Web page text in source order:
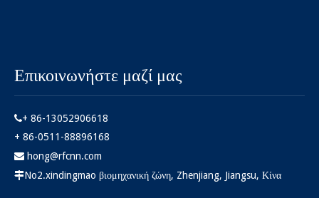
Επικοινωνήστε μαζί μας
+ 86-13052906618
+ 86-0511-88896168
 hong@rfcnn.com
No2.xindingmao βιομηχανική ζώνη, Zhenjiang, Jiangsu, Κίνα